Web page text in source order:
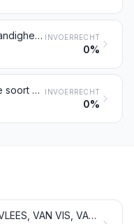
Plantaardige zelfstandigheden en plantaardig afval, plantaardige residuen en bijproducten, ook indien in pellets, van de soort gebruikt voor het voederen van dieren, elders genoemd noch elders onder begrepen INVOERRECHT
0%
Bereidingen van de soort gebruikt voor het voederen van dieren INVOERRECHT
0%
BEREIDINGEN VAN VLEES, VAN VIS, VAN SCHAALDIEREN, VAN WEEKDIEREN, VAN ANDERE ONGEWERVELDE WATERDIEREN OF VAN INSECTEN